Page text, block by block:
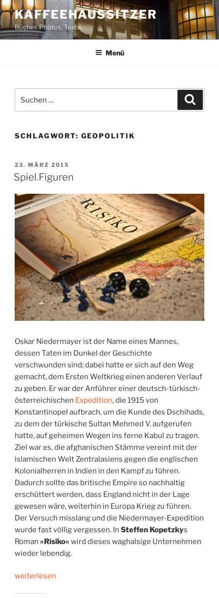
Zum
Inhalt
springen
KAFFEEHAUSSITZER
Bücher. Photos. Texte.
Menü
nach:
SCHLAGWORT: GEOPOLITIK
VERÖFFENTLICHT
AM
23. MÄRZ 2015
Spiel.Figuren
Oskar Niedermayer ist der Name eines Mannes,
dessen Taten im Dunkel der Geschichte
verschwunden sind; dabei hatte er sich auf den Weg
gemacht, dem Ersten Weltkrieg einen anderen Verlauf
zu geben. Er war der Anführer einer deutsch-türkisch-
österreichischen Expedition, die 1915 von
Konstantinopel aufbrach, um die Kunde des Dschihads,
zu dem der türkische Sultan Mehmed V. aufgerufen
hatte, auf geheimen Wegen ins ferne Kabul zu tragen.
Ziel war es, die afghanischen Stämme vereint mit der
islamischen Welt Zentralasiens gegen die englischen
Kolonialherren in Indien in den Kampf zu führen.
Dadurch sollte das britische Empire so nachhaltig
erschüttert werden, dass England nicht in der Lage
gewesen wäre, weiterhin in Europa Krieg zu führen.
Der Versuch misslang und die Niedermayer-Expedition
wurde fast völlig vergessen. In Steffen Kopetzkys
Roman »Risiko« wird dieses waghalsige Unternehmen
wieder lebendig.
„Spiel.Figuren“
weiterlesen